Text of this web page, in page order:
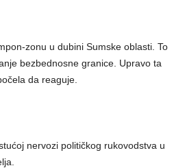
zonu u dubini Sumske oblasti. To
bezbednosne granice. Upravo ta
da reaguje.
nervozi političkog rukovodstva u